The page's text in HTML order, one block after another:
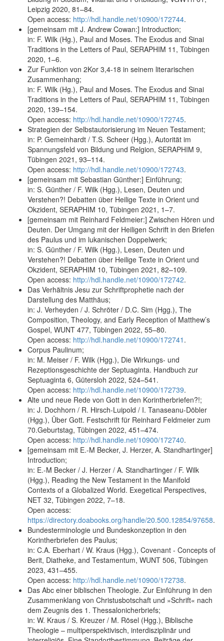
Leipzig 2020, 81–84.
Open access: http://hdl.handle.net/10900/172744.
[gemeinsam mit J. Andrew Cowan:] Introduction;
in: F. Wilk (Hg.), Paul and Moses. The Exodus and Sinai
Traditions in the Letters of Paul, SERAPHIM 11, Tübingen
2020, 1–6.
Zur Funktion von 2Kor 3,4-18 in seinem literarischen
Zusammenhang;
in: F. Wilk (Hg.), Paul and Moses. The Exodus and Sinai
Traditions in the Letters of Paul, SERAPHIM 11, Tübingen
2020, 139–154.
Open access: http://hdl.handle.net/10900/172745.
Strategien der Selbstautorisierung im Neuen Testament;
in: P. Gemeinhardt / T.S. Scheer (Hgg.), Autorität im
Spannungsfeld von Bildung und Relgion, SERAPHIM 9,
Tübingen 2021, 93–114.
Open access: http://hdl.handle.net/10900/172743.
[gemeinsam mit Sebastian Günther:] Einführung;
in: S. Günther / F. Wilk (Hgg.), Lesen, Deuten und
Verstehen?! Debatten über Heilige Texte in Orient und
Okzident, SERAPHIM 10, Tübingen 2021, 1–7.
[gemeinsam mit Reinhard Feldmeier:] Zwischen Hören und
Deuten. Der Umgang mit der Heiligen Schrift in den Briefen
des Paulus und im lukanischen Doppelwerk;
in: S. Günther / F. Wilk (Hgg.), Lesen, Deuten und
Verstehen?! Debatten über Heilige Texte in Orient und
Okzident, SERAPHIM 10, Tübingen 2021, 82–109.
Open access: http://hdl.handle.net/10900/172742.
Das Verhältnis Jesu zur Schriftprophetie nach der
Darstellung des Matthäus;
in: J. Verheyden / J. Schröter / D.C. Sim (Hgg.), The
Composition, Theology, and Early Reception of Matthew’s
Gospel, WUNT 477, Tübingen 2022, 55–80.
Open access: http://hdl.handle.net/10900/172741 .
Corpus Paulinum;
in: M. Meiser / F. Wilk (Hgg.), Die Wirkungs- und
Rezeptionsgeschichte der Septuaginta. Handbuch zur
Septuaginta 6, Gütersloh 2022, 524–541.
Open access: http://hdl.handle.net/10900/172739.
Alte und neue Rede von Gott in den Korintherbriefen?!;
in: J. Dochhorn / R. Hirsch-Luipold / I. Tanaseanu-Döbler
(Hgg.), Über Gott. Festschrift für Reinhard Feldmeier zum
70.Geburtstag, Tübingen 2022, 451–474.
Open access: http://hdl.handle.net/10900/172740.
[gemeinsam mit E.-M Becker, J. Herzer, A. Standhartinger]
Introduction;
in: E.-M Becker / J. Herzer / A. Standhartinger / F. Wilk
(Hgg.), Reading the New Testament in the Manifold
Contexts of a Globalized World. Exegetical Perspectives,
NET 32, Tübingen 2022, 7–18.
Open access:
https://directory.doabooks.org/handle/20.500.12854/97658.
Bundesterminologie und Bundeskonzeption in den
Korintherbriefen des Paulus;
in: C.A. Eberhart / W. Kraus (Hgg.), Covenant - Concepts of
Berit, Diatheke, and Testamentum, WUNT 506, Tübingen
2023, 431–455.
Open access: http://hdl.handle.net/10900/172738.
Das Abc einer biblischen Theologie. Zur Einführung in den
Zusammenklang von Christusbotschaft und »Schrift« nach
dem Zeugnis des 1. Thessalonicherbriefs;
in: W. Kraus / S. Kreuzer / M. Rösel (Hgg.), Biblische
Theologie – multiperspektivisch, interdisziplinär und